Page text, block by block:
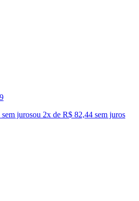
jurosou 2x de R$ 82,44 sem juros